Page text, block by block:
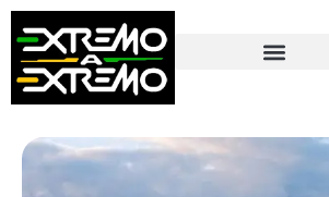
contenido